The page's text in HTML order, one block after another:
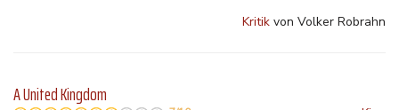
Kritik von Volker Robrahn
A United Kingdom